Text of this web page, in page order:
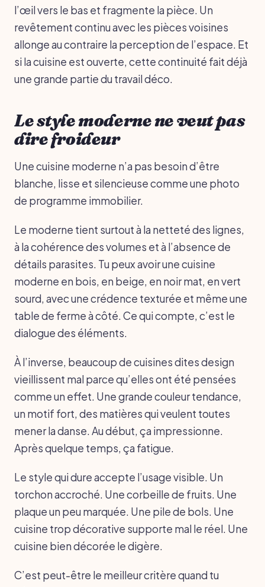
l’œil vers le bas et fragmente la pièce. Un
revêtement continu avec les pièces voisines
allonge au contraire la perception de l’espace. Et
si la cuisine est ouverte, cette continuité fait déjà
une grande partie du travail déco.
Le style moderne ne veut pas
dire froideur
Une cuisine moderne n’a pas besoin d’être
blanche, lisse et silencieuse comme une photo
de programme immobilier.
Le moderne tient surtout à la netteté des lignes,
à la cohérence des volumes et à l’absence de
détails parasites. Tu peux avoir une cuisine
moderne en bois, en beige, en noir mat, en vert
sourd, avec une crédence texturée et même une
table de ferme à côté. Ce qui compte, c’est le
dialogue des éléments.
À l’inverse, beaucoup de cuisines dites design
vieillissent mal parce qu’elles ont été pensées
comme un effet. Une grande couleur tendance,
un motif fort, des matières qui veulent toutes
mener la danse. Au début, ça impressionne.
Après quelque temps, ça fatigue.
Le style qui dure accepte l’usage visible. Un
torchon accroché. Une corbeille de fruits. Une
plaque un peu marquée. Une pile de bols. Une
cuisine trop décorative supporte mal le réel. Une
cuisine bien décorée le digère.
C’est peut-être le meilleur critère quand tu